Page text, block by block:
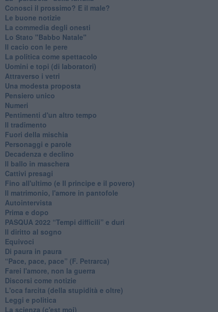
Conosci il prossimo? E il male?
Le buone notizie
La commedia degli onesti
Lo Stato "Babbo Natale"
Il cacio con le pere
La politica come spettacolo
Uomini e topi (di laboratori)
Attraverso i vetri
Una modesta proposta
Pensiero unico
Numeri
Pentimenti d'un altro tempo
Il tradimento
Fuori della mischia
Personaggi e parole
Decadenza e declino
Il ballo in maschera
Cattivi presagi
Fino all'ultimo (e Il principe e il povero)
Il matrimonio, l'amore in pantofole
Autointervista
Prima e dopo
​PASQUA 2022 “Tempi difficili” e duri
Il diritto al sogno
Equivoci
Di paura in paura
​“Pace, pace, pace” (F. Petrarca)
Farei l'amore, non la guerra
Discorsi come notizie
L'oca farcita (della stupidità e oltre)
Leggi e politica
La scienza (c'est moi)